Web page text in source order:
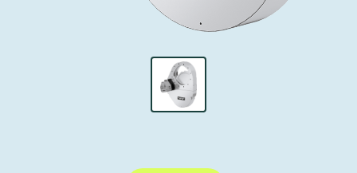
Vakuum-Transferventile
Vakuum-Mehrventilbaugruppen
ITER Vakuumventilkatalog